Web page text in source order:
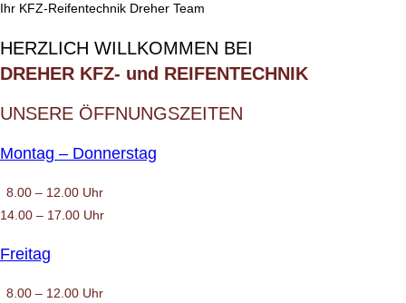
Ihr KFZ-Reifentechnik Dreher Team
HERZLICH WILLKOMMEN BEI
DREHER KFZ- und REIFENTECHNIK
UNSERE ÖFFNUNGSZEITEN
Montag – Donnerstag
8.00 – 12.00 Uhr
14.00 – 17.00 Uhr
Freitag
8.00 – 12.00 Uhr